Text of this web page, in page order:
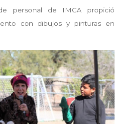
personal de IMCA propició
con dibujos y pinturas en